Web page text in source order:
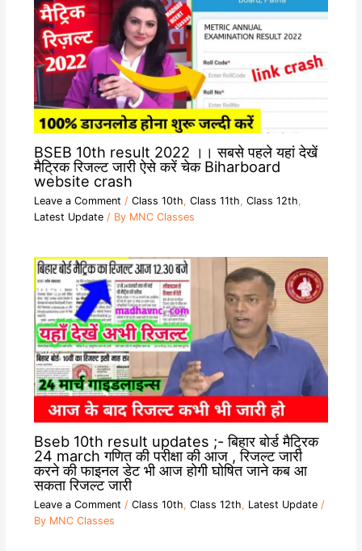
BSEB 10th result 2022 ।। सबसे पहले यहां देखें
मैट्रिक रिजल्ट जारी ऐसे करें चेक Biharboard
website crash
Leave a Comment / Class 10th, Class 11th, Class 12th,
Latest Update/ By MNC Classes
Bseb 10th result updates ;- बिहार बोर्ड मैट्रिक
24 march गणित की परीक्षा की आज , रिजल्ट जारी
करने की फाइनल डेट भी आज होगी घोषित जाने कब आ
सकता रिजल्ट जारी
Leave a Comment / Class 10th, Class 12th, Latest Update/
By MNC Classes